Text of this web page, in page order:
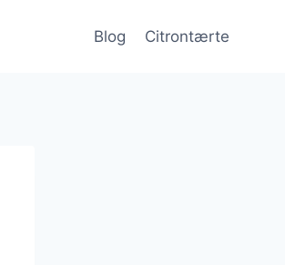
Blog Citrontærte